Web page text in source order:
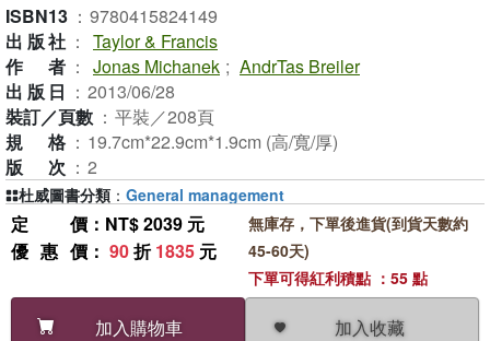
ISBN13 ： 9780415824149
出版社 ： Taylor & Francis
作者 ： Jonas Michanek ; AndrTas Breiler
出版日 ： 2013/06/28
裝訂／頁數 ： 平裝／208頁
規格 ： 19.7cm*22.9cm*1.9cm (高/寬/厚)
版次 ： 2
定價 ：NT$ 2039 元
優惠價 ： 90折1835 元
加入購物車 加入收藏
無庫存，下單後進貨(到貨天數約
45-60天)
下單可得紅利積點 ：55 點
杜威圖書分類 ： General management